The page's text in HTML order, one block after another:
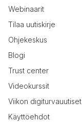
Webinaarit
Tilaa uutiskirje
Ohjekeskus
Blogi
Trust center
Videokurssit
Viikon digiturvauutiset
Käyttöehdot